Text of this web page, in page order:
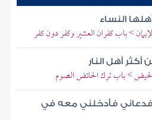
أهلها النساء
> باب كفران العشير وكفر دون كفر
أهل النار
> باب ترك الحائض الصوم
فأدخلني معه في